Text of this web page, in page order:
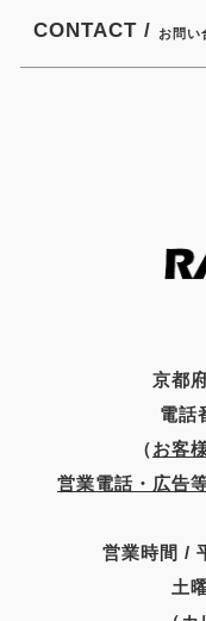
京都
電話
（お客
営業電話・広告
営業時間 /
土
CONTACT / お問い